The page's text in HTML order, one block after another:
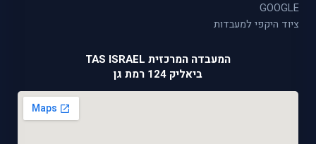
GOOGLE
ציוד היקפי למעבדות
המעבדה המרכזית TAS ISRAEL
ביאליק 124 רמת גן